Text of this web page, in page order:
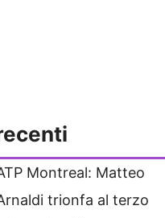
Montreal: Matteo
trionfa al terzo